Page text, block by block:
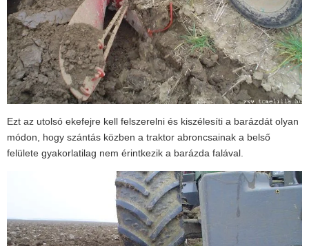
Ezt az utolsó ekefejre kell felszerelni és kiszélesíti a barázdát olyan
módon, hogy szántás közben a traktor abroncsainak a belső
felülete gyakorlatilag nem érintkezik a barázda falával.